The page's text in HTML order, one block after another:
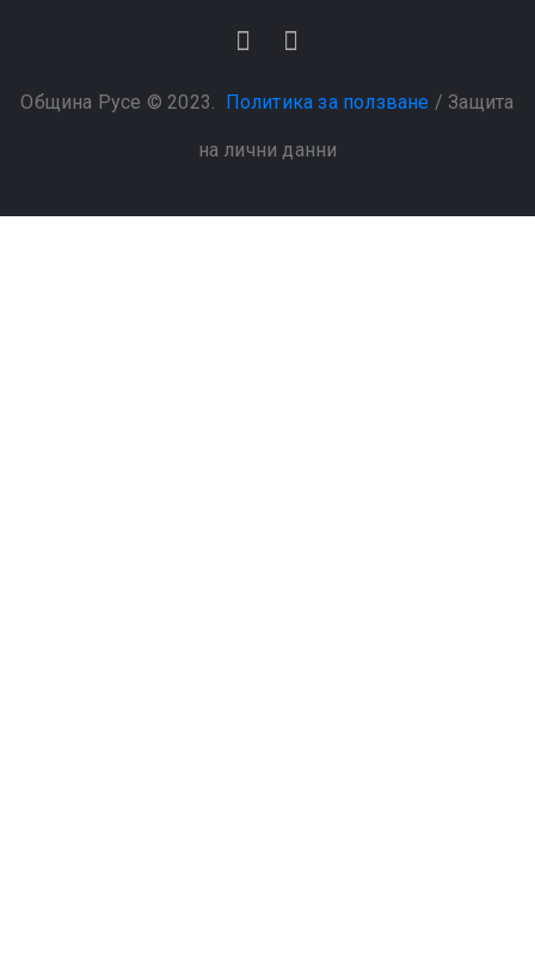
Община Русе © 2023. Политика за ползване / Защита
на лични данни